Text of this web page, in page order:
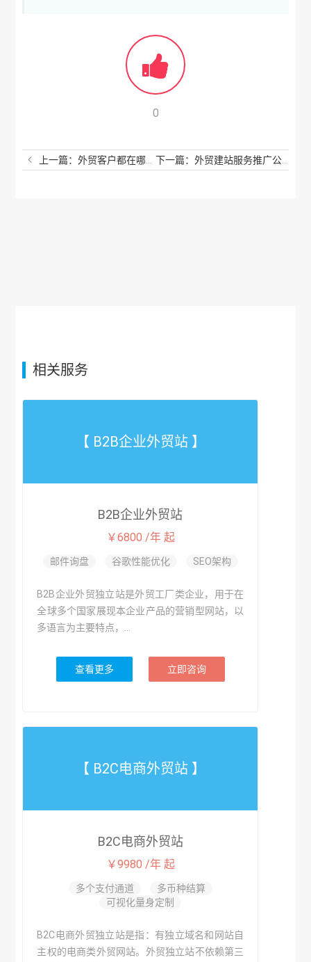
0
上一篇：外贸客户都在哪里找？进出口贸易怎么找客户？
相关服务
【 B2B企业外贸站 】
B2B企业外贸站
￥6800 /年 起
邮件询盘 谷歌性能优化 SEO架构
B2B企业外贸独立站是外贸工厂类企业，用于在
全球多个国家展现本企业产品的营销型网站，以
多语言为主要特点，...
查看更多 立即咨询
【 B2C电商外贸站 】
B2C电商外贸站
￥9980 /年 起
多个支付通道
多币种结算
可视化量身定制
B2C电商外贸独立站是指：有独立域名和网站自
主权的电商类外贸网站。外贸独立站不依赖第三